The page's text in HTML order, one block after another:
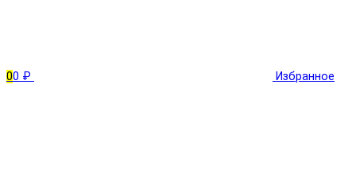
00 ₽ Избранное